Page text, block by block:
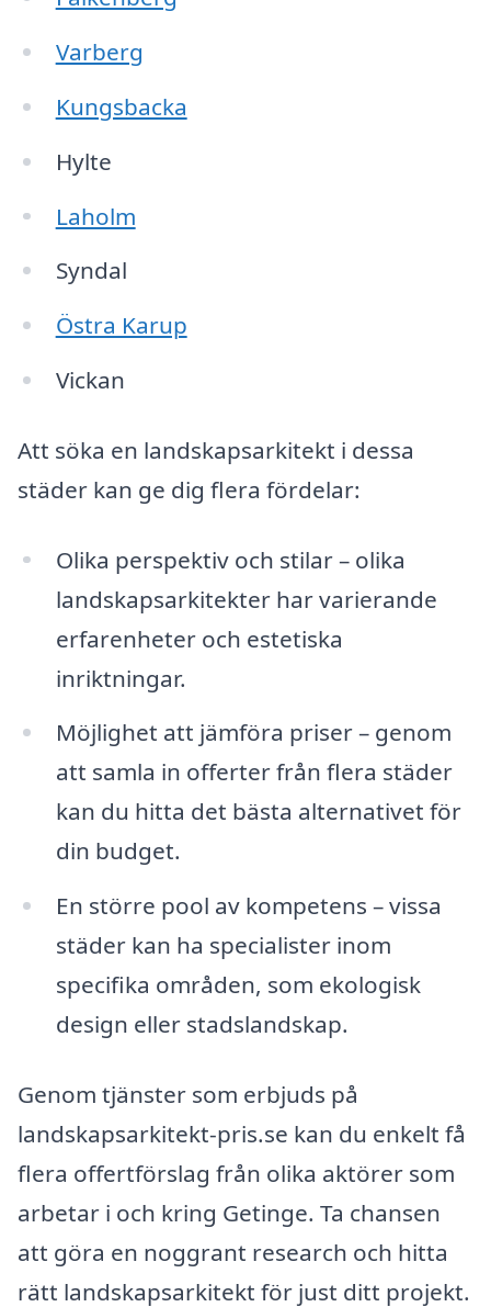
Varberg
Kungsbacka
Hylte
Laholm
Syndal
Östra Karup
Vickan
Att söka en landskapsarkitekt i dessa
städer kan ge dig flera fördelar:
Olika perspektiv och stilar – olika
landskapsarkitekter har varierande
erfarenheter och estetiska
inriktningar.
Möjlighet att jämföra priser – genom
att samla in offerter från flera städer
kan du hitta det bästa alternativet för
din budget.
En större pool av kompetens – vissa
städer kan ha specialister inom
specifika områden, som ekologisk
design eller stadslandskap.
Genom tjänster som erbjuds på
landskapsarkitekt-pris.se kan du enkelt få
flera offertförslag från olika aktörer som
arbetar i och kring Getinge. Ta chansen
att göra en noggrant research och hitta
rätt landskapsarkitekt för just ditt projekt.